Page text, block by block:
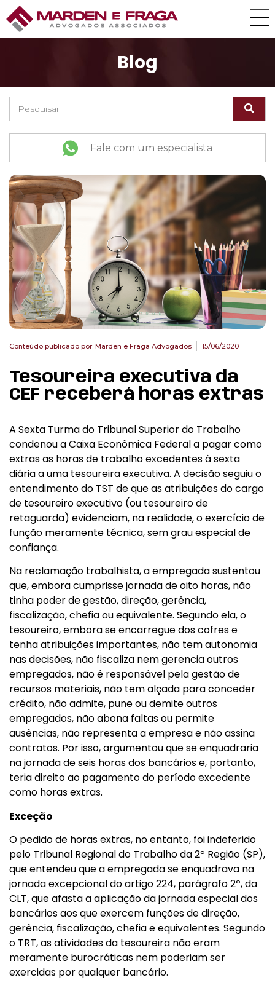
Blog
Fale com um especialista
Conteúdo publicado por: Marden e Fraga Advogados 15/06/2020
Tesoureira executiva da
CEF receberá horas extras
A Sexta Turma do Tribunal Superior do Trabalho
condenou a Caixa Econômica Federal a pagar como
extras as horas de trabalho excedentes à sexta
diária a uma tesoureira executiva. A decisão seguiu o
entendimento do TST de que as atribuições do cargo
de tesoureiro executivo (ou tesoureiro de
retaguarda) evidenciam, na realidade, o exercício de
função meramente técnica, sem grau especial de
confiança.
Na reclamação trabalhista, a empregada sustentou
que, embora cumprisse jornada de oito horas, não
tinha poder de gestão, direção, gerência,
fiscalização, chefia ou equivalente. Segundo ela, o
tesoureiro, embora se encarregue dos cofres e
tenha atribuições importantes, não tem autonomia
nas decisões, não fiscaliza nem gerencia outros
empregados, não é responsável pela gestão de
recursos materiais, não tem alçada para conceder
crédito, não admite, pune ou demite outros
empregados, não abona faltas ou permite
ausências, não representa a empresa e não assina
contratos. Por isso, argumentou que se enquadraria
na jornada de seis horas dos bancários e, portanto,
teria direito ao pagamento do período excedente
como horas extras.
Exceção
O pedido de horas extras, no entanto, foi indeferido
pelo Tribunal Regional do Trabalho da 2ª Região (SP),
que entendeu que a empregada se enquadrava na
jornada excepcional do artigo 224, parágrafo 2º, da
CLT, que afasta a aplicação da jornada especial dos
bancários aos que exercem funções de direção,
gerência, fiscalização, chefia e equivalentes. Segundo
o TRT, as atividades da tesoureira não eram
meramente burocráticas nem poderiam ser
exercidas por qualquer bancário.